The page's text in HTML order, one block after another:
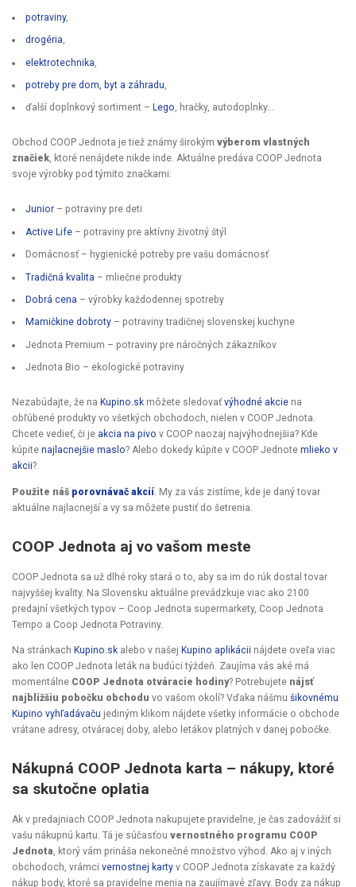
potraviny,
drogéria,
elektrotechnika
potreby pre dom, byt a záhradu,
ďalší doplnkový sortiment – Lego, hračky, autodoplnky...
Obchod COOP Jednota je tiež známy širokým výberom vlastných
značiek, ktoré nenájdete nikde inde. Aktuálne predáva COOP Jednota
svoje výrobky pod týmito značkami:
Junior – potraviny pre deti
Active Life – potraviny pre aktívny životný štýl
Domácnosť – hygienické potreby pre vašu domácnosť
Tradičná kvalita – mliečne produkty
Dobrá cena – výrobky každodennej spotreby
Mamičkine dobroty – potraviny tradičnej slovenskej kuchyne
Jednota Premium – potraviny pre náročných zákazníkov
Jednota Bio – ekologické potraviny
Nezabúdajte, že na Kupino.sk môžete sledovaťvýhodné akcie na
obľúbené produkty vo všetkých obchodoch, nielen v COOP Jednota.
Chcete vedieť, či je akcia na pivo v COOP naozaj najvýhodnejšia? Kde
kúpite najlacnejšie maslo? Alebo dokedy kúpite v COOP Jednote mlieko v
akcii?
Použite náš porovnávač akcií. My za vás zistíme, kde je daný tovar
aktuálne najlacnejší a vy sa môžete pustiť do šetrenia.
COOP Jednota aj vo vašom meste
COOP Jednota sa už dlhé roky stará o to, aby sa im do rúk dostal tovar
najvyššej kvality. Na Slovensku aktuálne prevádzkuje viac ako 2100
predajní všetkých typov – Coop Jednota supermarkety, Coop Jednota
Tempo a Coop Jednota Potraviny.
Na stránkach Kupino.sk alebo v našej Kupino aplikácii nájdete oveľa viac
ako len COOP Jednota leták na budúci týždeň. Zaujíma vás aké má
momentálne COOP Jednota otváracie hodiny? Potrebujete nájsť
najbližšiu pobočku obchodu vo vašom okolí? Vďaka nášmu šikovnému
Kupino vyhľadávaču jediným klikom nájdete všetky informácie o obchode
vrátane adresy, otváracej doby, alebo letákov platných v danej pobočke.
Nákupná COOP Jednota karta – nákupy, ktoré
sa skutočne oplatia
Ak v predajniach COOP Jednota nakupujete pravidelne, je čas zadovážiť si
vašu nákupnú kartu. Tá je súčasťou vernostného programu COOP
Jednota, ktorý vám prináša nekonečné množstvo výhod. Ako aj v iných
obchodoch, vrámci vernostnej karty v COOP Jednota získavate za každý
nákup body, ktoré sa pravidelne menia na zaujímavé zľavy. Body za nákup